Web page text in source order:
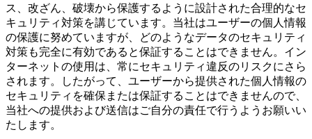
ス、改ざん、破壊から保護するように設計された合理的なセ
キュリティ対策を講じています。当社はユーザーの個人情報
の保護に努めていますが、どのようなデータのセキュリティ
対策も完全に有効であると保証することはできません。イン
ターネットの使用は、常にセキュリティ違反のリスクにさら
されます。したがって、ユーザーから提供された個人情報の
セキュリティを確保または保証することはできませんので、
当社への提供および送信はご自分の責任で行うようお願いい
たします。